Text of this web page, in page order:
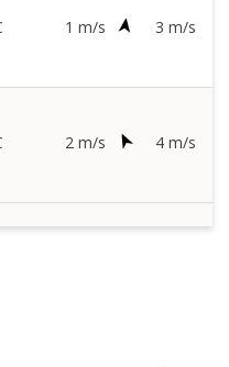
1 m/s 3 m/s
2 m/s 4 m/s